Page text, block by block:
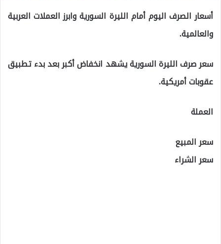
أسعار الصرف اليوم أمام الليرة السورية وابرز العملات العربية
والعالمية.
سعر صرف الليرة السورية يشهد انخفاض أكبر بعد بدء تطبيق
عقوبات أمريكية.
العملة
سعر المبيع
سعر الشراء